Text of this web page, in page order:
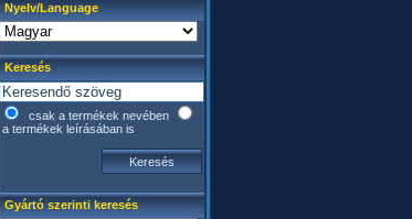
Nyelv/Language
Keresés
csak a termékek nevében
a termékek leírásában is
Gyártó szerinti keresés